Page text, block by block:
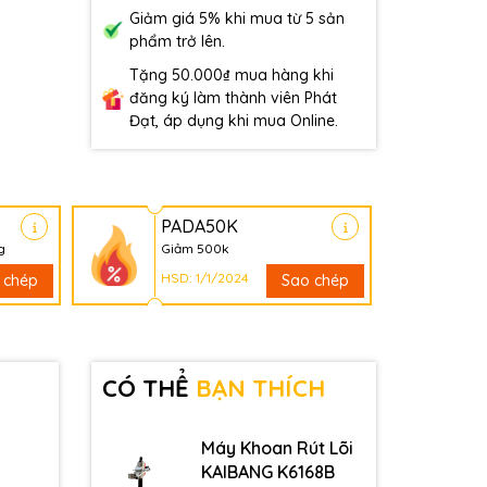
Giảm giá 5% khi mua từ 5 sản
phẩm trở lên.
Tặng 50.000₫ mua hàng khi
đăng ký làm thành viên Phát
Đạt, áp dụng khi mua Online.
PADA50K
Giảm 500k
HSD: 1/1/2024
Sao chép
CÓ THỂ BẠN THÍCH
Máy Khoan Rút Lõi
KAIBANG K6168B